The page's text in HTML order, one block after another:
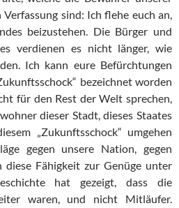
sind: Ich flehe euch an,
beizustehen. Die Bürger und
verdienen es nicht länger, wie
Ich kann eure Befürchtungen
bezeichnet worden
für den Rest der Welt sprechen,
dieser Stadt, dieses Staates
„Zukunftsschock“ umgehen
gegen unsere Nation, gegen
diese Fähigkeit zur Genüge unter
hat gezeigt, dass die
waren, und nicht Mitläufer.